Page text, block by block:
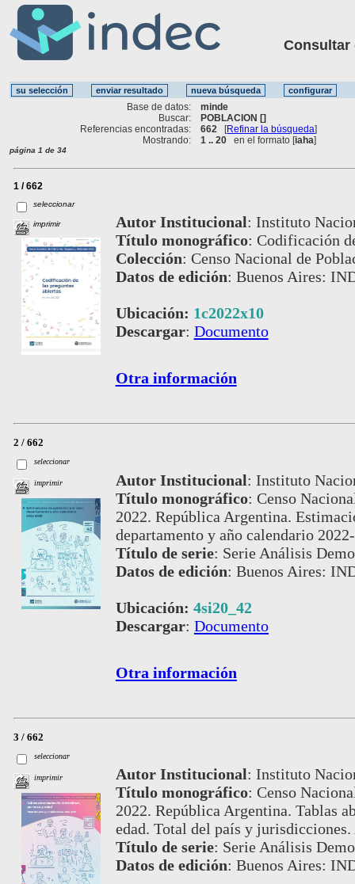
Consultar
Base de datos:
minde
Buscar:
POBLACION []
Referencias encontradas:
662 [Refinar la búsqueda]
Mostrando:
1 .. 20 en el formato [iaha]
página 1 de 34
1 / 662
seleccionar
imprimir Autor Institucional: Instituto
Título monográfico: Codificación
Colección: Censo Nacional de
Datos de edición: Buenos Aires:
Ubicación: 1c2022x10
Descargar: Documento
Otra información
2 / 662
seleccionar
imprimir Autor Institucional: Instituto
Título monográfico: Censo
2022. República Argentina.
departamento y año calendario
Título de serie: Serie Análisis
Datos de edición: Buenos Aires:
Ubicación: 4si20_42
Descargar: Documento
Otra información
3 / 662
seleccionar
imprimir Autor Institucional: Instituto
Título monográfico: Censo
2022. República Argentina. Tablas
edad. Total del país y jurisdicciones.
Título de serie: Serie Análisis
Datos de edición: Buenos Aires: